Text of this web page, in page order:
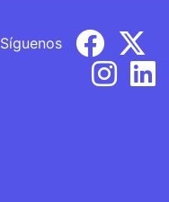
Síguenos